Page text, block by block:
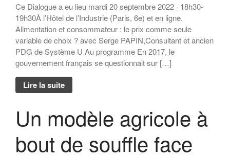
Ce Dialogue a eu lieu mardi 20 septembre 2022 · 18h30-
19h30À l’Hôtel de l’Industrie (Paris, 6e) et en ligne.
Alimentation et consommateur : le prix comme seule
variable de choix ? avec Serge PAPIN,Consultant et ancien
PDG de Système U Au programme En 2017, le
gouvernement français se questionnait sur […]
Lire la suite
Un modèle agricole à
bout de souffle face